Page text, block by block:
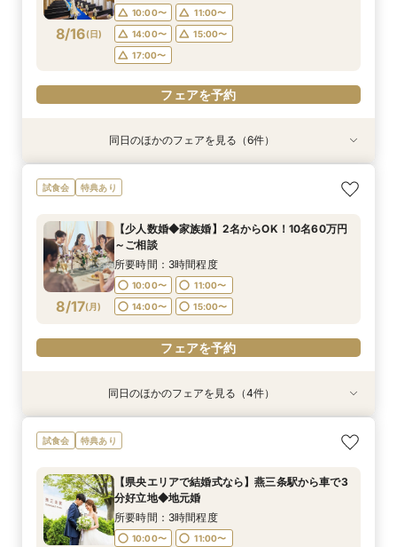
フェアを予約
17:00〜
フェアを予約
17:00〜
フェアを予約
17:00〜
フェアを予約
17:00〜
フェアを予約
17:00〜
フェアを予約
8/16(日)
10:00〜
11:00〜
14:00〜
15:00〜
17:00〜
フェアを予約
特典あり
8/16(日)
【県央エリアで結婚式なら】燕三条駅から車で3
分好立地◆地元婚
10:00〜
13:00〜
14:00〜
17:00〜
特典あり
8/16(日)
【少人数婚◆家族婚】2名からOK！10名60万円
～ご相談
10:00〜
14:00〜
15:00〜
フェアを予約
特典あり
8/16(日)
【料理重視の方】贅沢試食を堪能◆黒毛和牛&の
ど黒×青の大聖堂
10:00〜
13:00〜
14:00〜
17:00〜
特典あり
8/16(日)
【パパママ婚＆おめでた婚♪】お子様も一緒に◎
安心サポート
10:00〜
13:00〜
14:00〜
フェアを予約
特典あり
8/16(日)
【初見学でも安心!】広場の演出体験×試食×なん
でも相談
10:00〜
14:00〜
15:00〜
17:00〜
8/16(日)
【自宅でライブ見学】簡単！スマホでOK◆オン
ライン相談会
11:00〜
14:00〜
15:00〜
17:00〜
同日のほかのフェアを見る（6件）
試食会 特典あり
8/17(月)
【少人数婚◆家族婚】2名からOK！10名60万円
～ご相談
所要時間：3時間程度
10:00〜
11:00〜
14:00〜
15:00〜
フェアを予約
特典あり
8/17(月)
【県央エリアで結婚式なら】燕三条駅から車で3
分好立地◆地元婚
10:00〜
11:00〜
13:00〜
14:00〜
17:00〜
特典あり
8/17(月)
【平日限定】貸切邸宅を体験×ガーデン演出×最
大30万円特典
10:00〜
11:00〜
13:00〜
17:00〜
衣装試着 特典あり
8/17(月)
【ドレス重視必見】パーソナルカラー診断×試着
≪スイーツ試食≫
10:00〜
11:00〜
13:00〜
14:00〜
8/17(月)
【写真も、家族との時間も♪】フォトウェディン
グ＆食事会フェア
10:00〜
11:00〜
14:00〜
15:00〜
17:00〜
同日のほかのフェアを見る（4件）
試食会 特典あり
【県央エリアで結婚式なら】燕三条駅から車で3
分好立地◆地元婚
所要時間：3時間程度
10:00〜
11:00〜